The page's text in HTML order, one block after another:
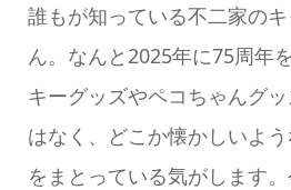
誰もが知っている不二家の
ん。なんと2025年に75周年
キーグッズやペコちゃんグ
はなく、どこか懐かしいよ
をまとっている気がします